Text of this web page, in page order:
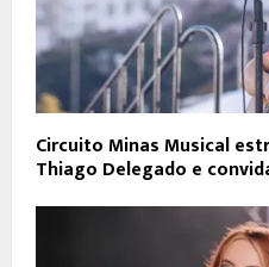
Circuito Minas Musical
Thiago Delegado e